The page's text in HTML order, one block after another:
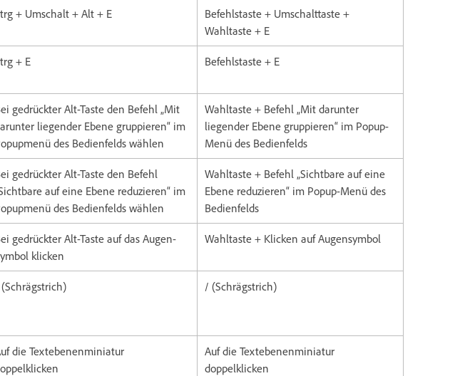
+ Umschalt + Alt + E
Befehlstaste + Umschalttaste +
Wahltaste + E
+ E Befehlstaste + E
gedrückter Alt-Taste den Befehl „Mit
liegender Ebene gruppieren“ im
des Bedienfelds wählen
Wahltaste + Befehl „Mit darunter
liegender Ebene gruppieren“ im Popup-
Menü des Bedienfelds
gedrückter Alt-Taste den Befehl
auf eine Ebene reduzieren“ im
des Bedienfelds wählen
Wahltaste + Befehl „Sichtbare auf eine
Ebene reduzieren“ im Popup-Menü des
Bedienfelds
gedrückter Alt-Taste auf das Augen-
klicken
Wahltaste + Klicken auf Augensymbol
/ (Schrägstrich)
die Textebenenminiatur
Auf die Textebenenminiatur
doppelklicken